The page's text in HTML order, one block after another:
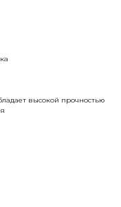
высокой прочностью